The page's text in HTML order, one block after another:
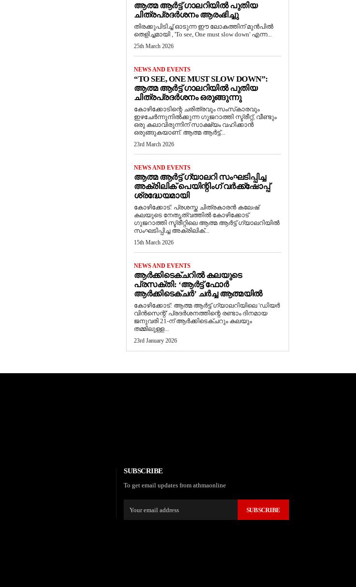
ആത്മ ആർട്ട് ഗാലറിയിൽ പുതിയ
ചിത്രപ്രദർശനം ആരംഭിച്ചു
തിരക്കുപിടിച്ച് ഓടുന്ന ഈ ലോകത്തിന് മുൻപിൽ
തെളിച്ചമായി , 'To see, One must slow down' എന്ന...
25th March 2026
NEWS AND EVENTS
“TO SEE, ONE MUST SLOW DOWN”:
ആത്മ ആർട്ട് ഗാലറിയിൽ പുതിയ
ചിത്രപ്രദർശനം ഒരുങ്ങുന്നു
കോഴിക്കോടിന്റെ ചരിത്രവും സംസ്‌കാരവും
ഇഴചേർന്നുനിൽക്കുന്ന ഗുജറാത്തി സ്ട്രീറ്റ്, വീണ്ടും
ഒരു കലാവിരുന്നിന് സാക്ഷ്യം വഹിക്കാൻ
ഒരുങ്ങുകയാണ്. ആത്മ ആർട്ട്...
23rd March 2026
NEWS AND EVENTS
ആത്മ ആർട്ട് ഗ്യാലറി സംഘടിപ്പിച്ച
അക്രിലിക് പെയിന്റിംഗ് വർക്ക്‌ഷോപ്പ്
ശ്രദ്ധേയമായി
കോഴിക്കോട്: പ്രശസ്ത ചിത്രകാരൻ കലേഷ്
കലയുടെ നേതൃത്വത്തിൽ കോഴിക്കോട്
ഗുജറാത്തി സ്ട്രീറ്റിലെ ആത്മ ആർട്ട് ഗ്യാലറിയിൽ
സംഘടിപ്പിച്ച അക്രിലിക്...
15th March 2026
NEWS AND EVENTS
ആർക്കിടെക്ചറിൽ കലയുടെ
പ്രസക്തി: ‘ആർട്ട് ഫോർ
ആർക്കിടെക്ചർ’ ചർച്ച ആത്മയിൽ
​കോഴിക്കോട്: ആത്മ ആർട്ട് ഗ്യാലറിയിലെ 'ഡിയർ
വിൻസെന്റ്' പ്രദർശനത്തിന്റെ രണ്ടാം ദിനമായ
ജനുവരി 21-ന് ആർക്കിടെക്ചറും കലയും
തമ്മിലുള്ള...
23rd January 2026
SUBSCRIBE
To get email updates from athmaonline
SUBSCRIBE